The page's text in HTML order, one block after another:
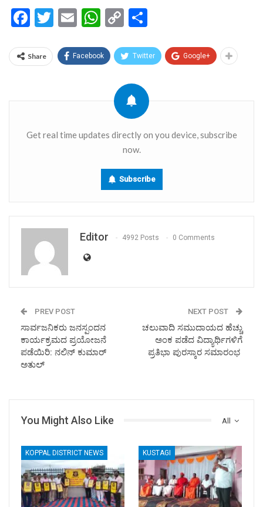
Facebook
Twitter
EmailWhatsApp
Copy
Share Facebook Twitter Google+
Get real time updates directly on you device, subscribe
now.
Subscribe
Editor 4992 Posts 0 Comments
PREV POST
ಸಾರ್ವಜನಿಕರು ಜನಸ್ಪಂದನ‌
ಕಾರ್ಯಕ್ರಮದ ಪ್ರಯೋಜನೆ
ಪಡೆಯಿರಿ: ನಲಿನ್ ಕುಮಾರ್
ಅತುಲ್
NEXT POST
ಚಲುವಾದಿ ಸಮುದಾಯದ ಹೆಚ್ಚು
ಅಂಕ ಪಡೆದ ವಿದ್ಯಾರ್ಥಿಗಳಿಗೆ
ಪ್ರತಿಭಾ ಪುರಸ್ಕಾರ ಸಮಾರಂಭ
All
You Might Also Like
KOPPAL DISTRICT NEWS KUSTAGI